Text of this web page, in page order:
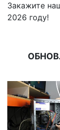
Закажите
2026 году!